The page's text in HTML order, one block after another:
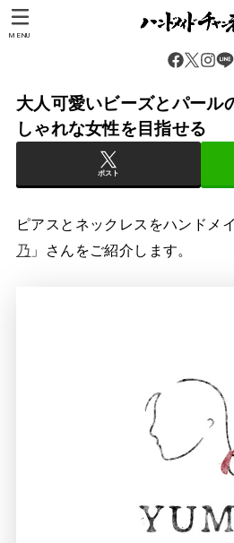
MENU
大人可愛いビーズとパール
しゃれな女性を目指せる
ポスト
ピアスとネックレスをハンドメ
乃 」さんをご紹介します。